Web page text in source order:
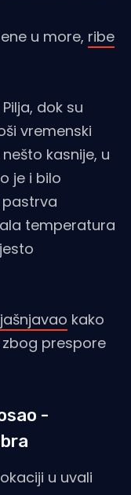
u more, ribe
dok su
vremenski
kasnije, u
je i bilo
pastrva
temperatura
kako
zbog prespore
-
u uvali